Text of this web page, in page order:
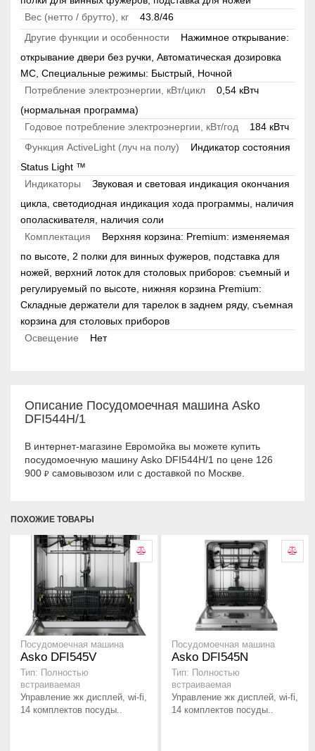
Вес (нетто / брутто), кг
43.8/46
Другие функции и особенности
Нажимное открывание:
открывание двери без ручки, Автоматическая дозировка
МС, Специальные режимы: Быстрый, Ночной
Потребление электроэнергии, кВт/цикл
0,54 кВтч
(нормальная программа)
Годовое потребление электроэнергии, кВт/год
184 кВтч
Функция ActiveLight (луч на полу)
Индикатор состояния
Status Light ™
Индикаторы
Звуковая и световая индикация окончания
цикла, светодиодная индикация хода программы, наличия
ополаскивателя, наличия соли
Комплектация
Верхняя корзина: Premium: изменяемая
по высоте, 2 полки для винных фужеров, подставка для
ножей, верхний лоток для столовых приборов: съемный и
регулируемый по высоте, нижняя корзина Premium:
Складные держатели для тарелок в заднем ряду, съемная
корзина для столовых приборов
Освещение
Нет
Описание Посудомоечная машина Asko
DFI544H/1
В интернет-магазине Евромойка вы можете купить
посудомоечную машину Asko DFI544H/1 по цене 126
900 ₽ самовывозом или с доставкой по Москве.
ПОХОЖИЕ ТОВАРЫ
Посудомоечная машина
Asko DFI545V
Тип: Полностью
встраиваемая
Управление жк дисплей, wi-fi,
14 комплектов посуды..
Посудомоечная машина
Asko DFI545N
Тип: Полностью
встраиваемая
Управление жк дисплей, wi-fi,
14 комплектов посуды..